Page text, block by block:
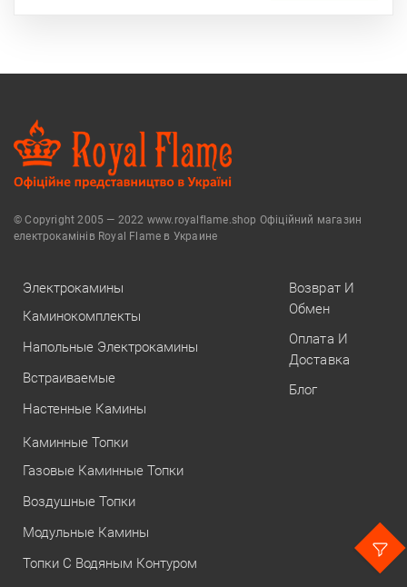
© Copyright 2005 — 2022 www.royalflame.shop Офіційний магазин
електрокамінів Royal Flame в Украине
Электрокамины
Каминокомплекты
Напольные Электрокамины
Встраиваемые
Настенные Камины
Каминные Топки
Газовые Каминные Топки
Воздушные Топки
Модульные Камины
Топки С Водяным Контуром
Возврат И
Обмен
Оплата И
Доставка
Блог